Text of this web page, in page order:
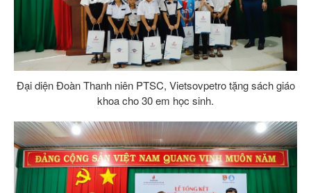
Đại diện Đoàn Thanh niên PTSC, Vietsovpetro tặng sách giáo
khoa cho 30 em học sinh.